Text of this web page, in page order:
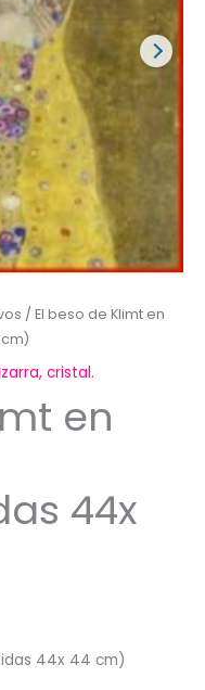
/ El beso de Klimt en
cristal.
en
44x
44x 44 cm)